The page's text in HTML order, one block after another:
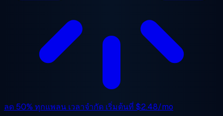
ลด 50% ทุกแพลน เวลาจำกัด เริ่มต้นที่ $2.48/mo